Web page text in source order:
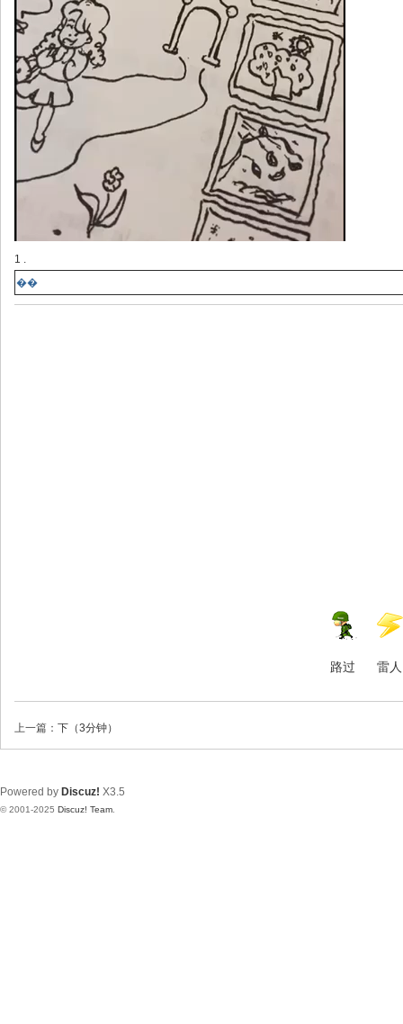
1 .
��
路过 雷人
上一篇： 下（3分钟）
Powered by Discuz! X3.5
© 2001-2025 Discuz! Team